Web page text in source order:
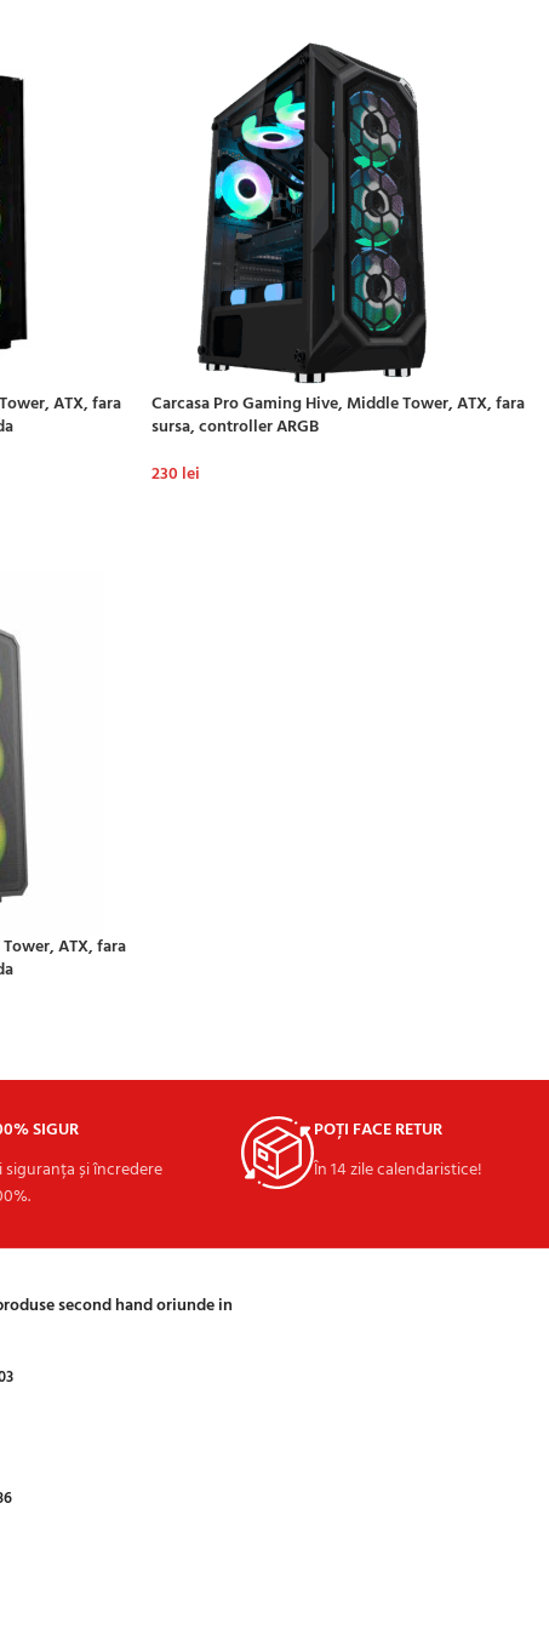
ATX, fara
Carcasa Pro Gaming Hive, Middle Tower, ATX, fara
sursa, controller ARGB
230 lei
ATX, fara
SIGUR
siguranța și încredere
POȚI FACE RETUR
În 14 zile calendaristice!
second hand oriunde in